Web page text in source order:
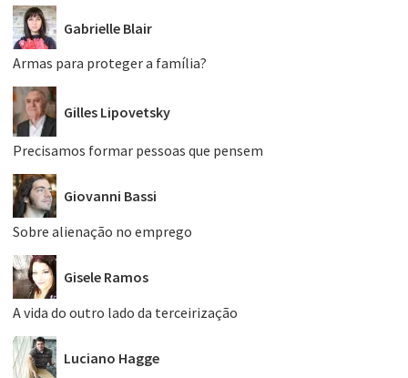
Gabrielle Blair
Armas para proteger a família?
Gilles Lipovetsky
Precisamos formar pessoas que pensem
Giovanni Bassi
Sobre alienação no emprego
Gisele Ramos
A vida do outro lado da terceirização
Luciano Hagge